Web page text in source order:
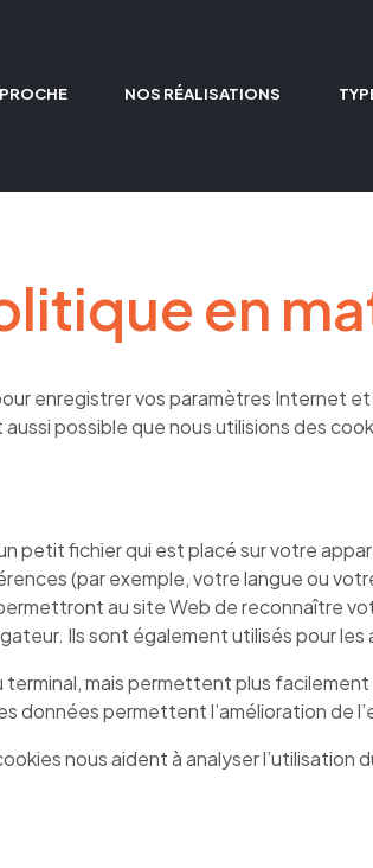
NOS RÉALISATIONS
en
enregistrer vos paramètres
possible que nous utilisions des
petit fichier qui est placé sur votre
(par exemple, votre langue ou
au site Web de reconnaître
Ils sont également utilisés pour les
mais permettent plus
données permettent l’amélioration de
nous aident à analyser